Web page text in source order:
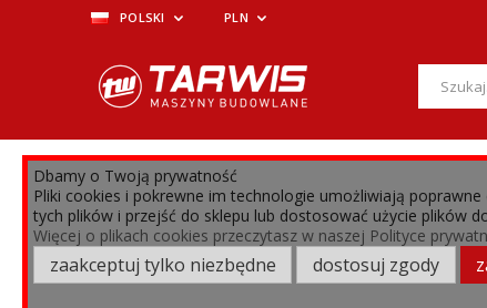
MENU
› ZŁĄCZKI PNAUMATYCZNE, LĄCZNIKI, PODKŁADKI I INNE
POLSKI PLN
Nie
Dbamy o Twoją prywatność
Pliki cookies i pokrewne im technologie umożliwiają
tych plików i przejść do sklepu lub dostosować użycie plików
Więcej o plikach cookies przeczytasz w naszej Polityce
zaakceptuj tylko niezbędne dostosuj zgody